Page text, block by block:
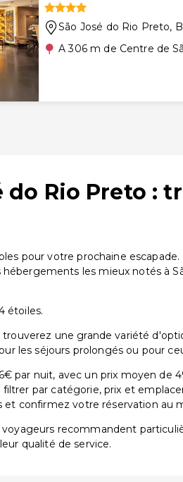
São José do Rio Preto,
A 306 m de Centre de
do Rio Preto :
pour votre prochaine
les mieux notés à
étoiles.
une grande variété
les séjours prolongés ou pour
par nuit, avec un prix moyen de
par catégorie, prix et
confirmez votre réservation au
voyageurs recommandent
qualité de service.